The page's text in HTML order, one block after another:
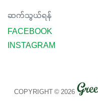
ဆက်သွယ်ရန်
FACEBOOK
INSTAGRAM
COPYRIGHT © 2026